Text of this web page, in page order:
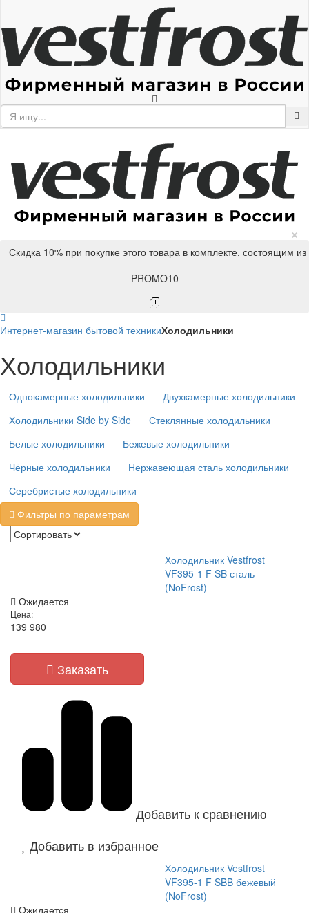
×
Скидка 10% при покупке этого товара в комплекте, состоящим
PROMO10
Интернет-магазин бытовой техникиХолодильники
Холодильники
Однокамерные холодильники
Двухкамерные холодильники
Холодильники Side by Side
Стеклянные холодильники
Белые холодильники
Бежевые холодильники
Чёрные холодильники
Нержавеющая сталь холодильники
Серебристые холодильники
Фильтры по параметрам
Холодильник Vestfrost
VF395-1 F SB сталь
(NoFrost)
Ожидается
Цена:
139 980
Заказать
Добавить к сравнению
Добавить в избранное
Холодильник Vestfrost
VF395-1 F SBB бежевый
(NoFrost)
Ожидается